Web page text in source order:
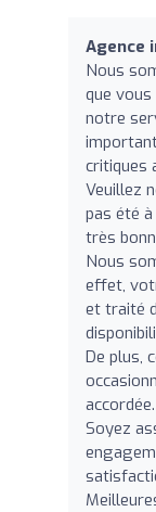
Agence
Nous
que vous
notre
critiques
Veuillez
pas été
très
Nous
effet,
et traité
De plus,
accordée.
Soyez